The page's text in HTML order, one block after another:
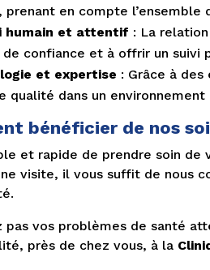
prenant en compte
humain et attentif : La
confiance et à offrir un suivi
et expertise : Grâce à
qualité dans un
bénéficier de nos
et rapide de prendre soin de
visite, il vous suffit de nous
pas vos problèmes de santé
près de chez vous, à la